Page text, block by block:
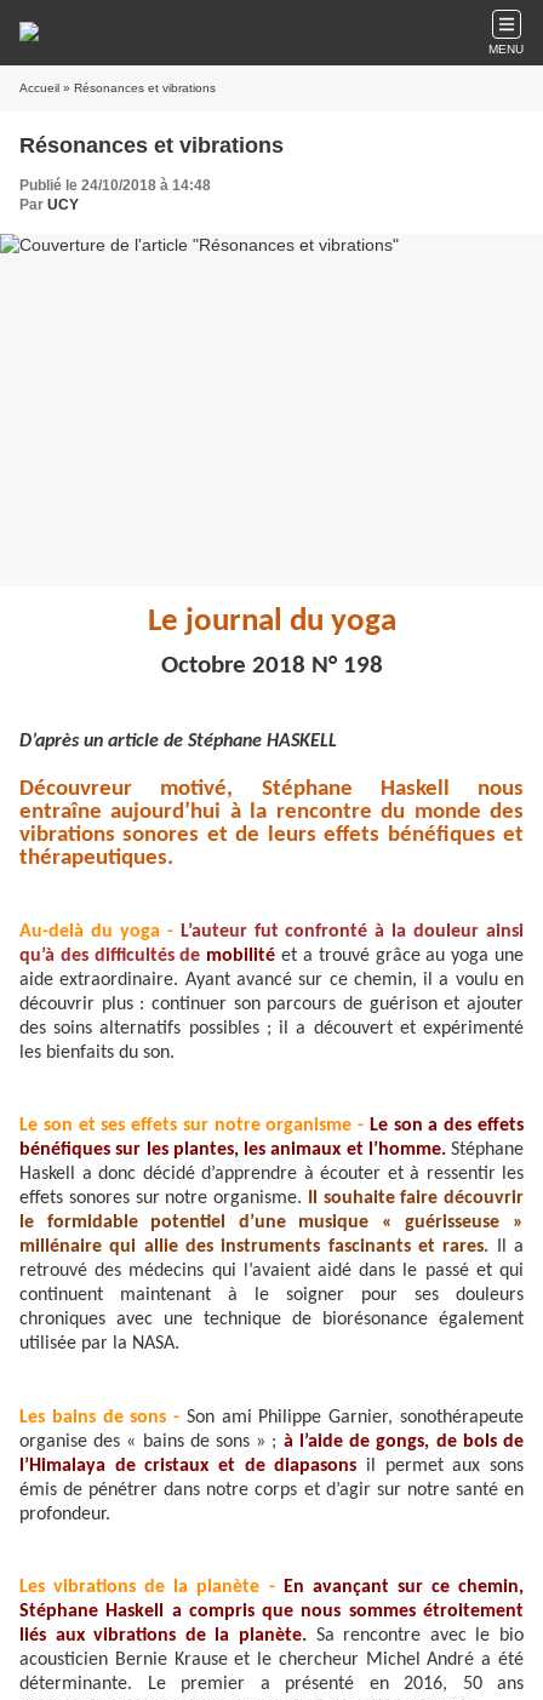
MENU
Accueil » Résonances et vibrations
Résonances et vibrations
Publié le 24/10/2018 à 14:48
Par UCY
Le journal du yoga
Octobre 2018 N° 198
D’après un article de Stéphane HASKELL
Découvreur motivé, Stéphane Haskell nous
entraîneaujourd’hui à la rencontre du monde des
vibrations sonores et de leurs effets bénéfiques et
thérapeutiques.
Au-delà du yoga - L’auteur fut confronté à la douleur ainsi
qu’à des difficultés de mobilité et a trouvé grâce au yoga une
aide extraordinaire. Ayant avancé sur ce chemin, il a voulu en
découvrir plus : continuer son parcours de guérison et ajouter
des soins alternatifs possibles ; il a découvert et expérimenté
les bienfaits du son.
Le son et ses effets sur notre organisme - Le son a des effets
bénéfiques sur les plantes, les animaux et l’homme.Stéphane
Haskell a donc décidé d’apprendre à écouter et à ressentir les
effets sonores sur notre organisme. Il souhaite faire découvrir
le formidable potentiel d’une musique « guérisseuse »
millénaire qui allie des instruments fascinants et rares. Il a
retrouvé des médecins qui l’avaient aidé dans le passé et qui
continuent maintenant à le soigner pour ses douleurs
chroniques avec une technique de biorésonance également
utilisée par la NASA.
Les bains de sons - Son ami Philippe Garnier, sonothérapeute
organise des « bains de sons » ; à l’aide de gongs, de bols de
l’Himalaya de cristaux et de diapasons il permet aux sons
émis de pénétrer dans notre corps et d’agir sur notre santé en
profondeur.
Les vibrations de la planète -
En avançant sur ce chemin,
Stéphane Haskell a compris que nous sommes étroitement
liés aux vibrations de la planète. Sa rencontre avec le bio
acousticien Bernie Krause et le chercheur Michel André a été
déterminante. Le premier a présenté en 2016, 50 ans